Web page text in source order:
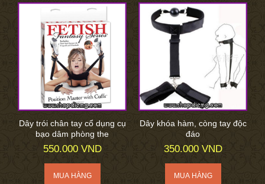
Dây trói chân tay cổ dụng cụ
bạo dâm phòng the
550.000 VND
Dây khóa hàm, còng tay độc
đáo
350.000 VND